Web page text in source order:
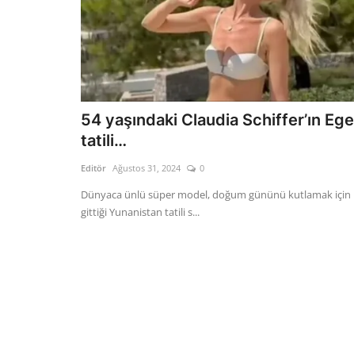
54 yaşındaki Claudia Schiffer’ın Ege
tatili…
Editör Ağustos 31, 2024 0
Dünyaca ünlü süper model, doğum gününü kutlamak için
gittiği Yunanistan tatili s...